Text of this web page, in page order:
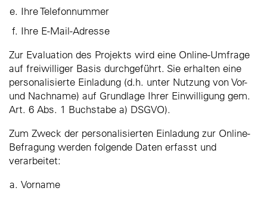
Ihre Telefonnummer
Ihre E-Mail-Adresse
Zur Evaluation des Projekts wird eine Online-Umfrage
auf freiwilliger Basis durchgeführt. Sie erhalten eine
personalisierte Einladung (d.h. unter Nutzung von Vor-
und Nachname) auf Grundlage Ihrer Einwilligung gem.
Art. 6 Abs. 1 Buchstabe a) DSGVO).
Zum Zweck der personalisierten Einladung zur Online-
Befragung werden folgende Daten erfasst und
verarbeitet:
Vorname